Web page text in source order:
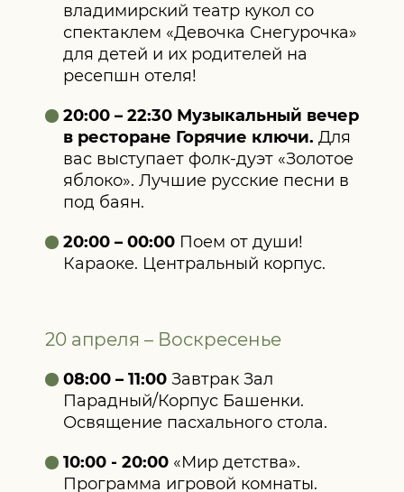
владимирский театр кукол со
спектаклем «Девочка Снегурочка»
для детей и их родителей на
ресепшн отеля!
20:00 – 22:30 Музыкальный вечер
в ресторане Горячие ключи. Для
вас выступает фолк-дуэт «Золотое
яблоко». Лучшие русские песни в
под баян.
20:00 – 00:00 Поем от души!
Караоке. Центральный корпус.
20 апреля – Воскресенье
08:00 – 11:00 Завтрак Зал
Парадный/Корпус Башенки.
Освящение пасхального стола.
10:00 - 20:00 «Мир детства».
Программа игровой комнаты.